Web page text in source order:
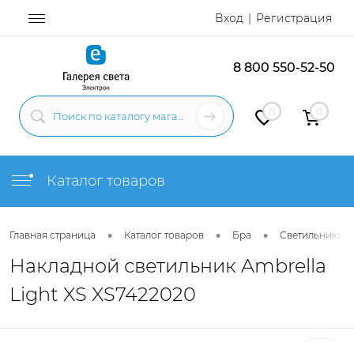
Вход Регистрация
8 800 550-52-50
0 0
Каталог товаров
Главная страница • Каталог товаров • Бра • Светильники
Накладной светильник Ambrella
Light XS XS7422020